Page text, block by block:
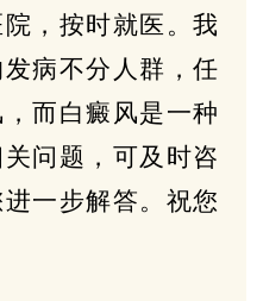
，按时就医。我
病不分人群，任
而白癜风是一种
问题，可及时咨
一步解答。祝您